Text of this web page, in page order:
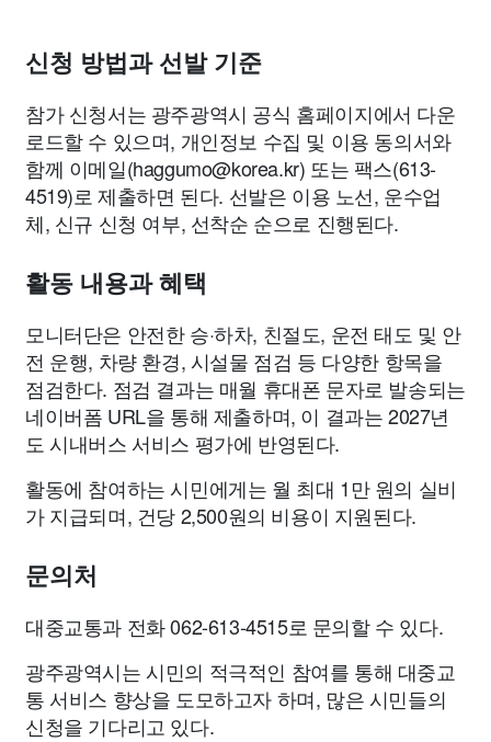
신청 방법과 선발 기준
참가 신청서는 광주광역시 공식 홈페이지에서 다운
로드할 수 있으며, 개인정보 수집 및 이용 동의서와
함께 이메일(haggumo@korea.kr) 또는 팩스(613-
4519)로 제출하면 된다. 선발은 이용 노선, 운수업
체, 신규 신청 여부, 선착순 순으로 진행된다.
활동 내용과 혜택
모니터단은 안전한 승·하차, 친절도, 운전 태도 및 안
전 운행, 차량 환경, 시설물 점검 등 다양한 항목을
점검한다. 점검 결과는 매월 휴대폰 문자로 발송되는
네이버폼 URL을 통해 제출하며, 이 결과는 2027년
도 시내버스 서비스 평가에 반영된다.
활동에 참여하는 시민에게는 월 최대 1만 원의 실비
가 지급되며, 건당 2,500원의 비용이 지원된다.
문의처
대중교통과 전화 062-613-4515로 문의할 수 있다.
광주광역시는 시민의 적극적인 참여를 통해 대중교
통 서비스 향상을 도모하고자 하며, 많은 시민들의
신청을 기다리고 있다.